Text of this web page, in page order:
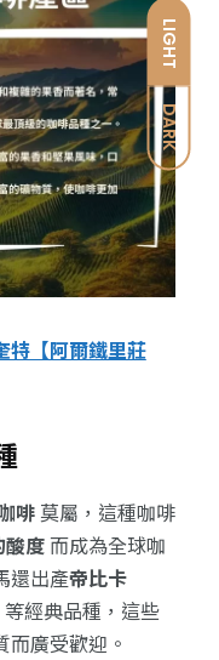
LIGHT
DARK
特【阿爾鐵里莊
啡莫屬，這種咖啡
酸度而成為全球咖
還出產帝比卡
等經典品種，這些
廣受歡迎。